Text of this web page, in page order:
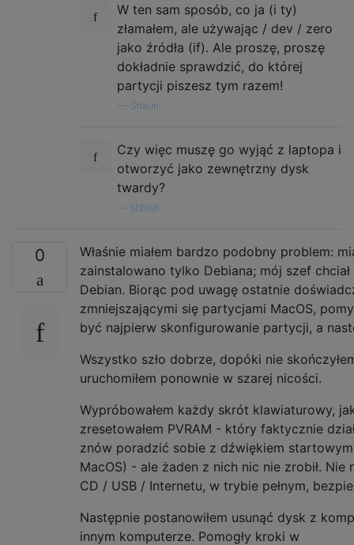
W ten sam sposób, co ja (i ty)
złamałem, ale używając / dev / zero
jako źródła (if). Ale proszę, proszę
dokładnie sprawdzić, do której
partycji piszesz tym razem!
Shaun
Czy więc muszę go wyjąć z laptopa i
otworzyć jako zewnętrzny dysk
twardy?
shblsh
0
Właśnie miałem bardzo podobny problem:
zainstalowano tylko Debiana; mój szef
Debian. Biorąc pod uwagę ostatnie
zmniejszającymi się partycjami MacOS,
być najpierw skonfigurowanie partycji, a
Wszystko szło dobrze, dopóki nie
uruchomiłem ponownie w szarej nicości.
Wypróbowałem każdy skrót klawiaturowy,
zresetowałem PVRAM - który faktycznie
znów poradzić sobie z dźwiękiem
MacOS) - ale żaden z nich nic nie zrobił. Nie
CD / USB / Internetu, w trybie pełnym,
Następnie postanowiłem usunąć dysk z
innym komputerze. Pomogły kroki w